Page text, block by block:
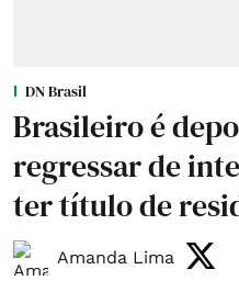
DN Brasil
Brasileiro é
regressar de
ter título de
Amanda Lima